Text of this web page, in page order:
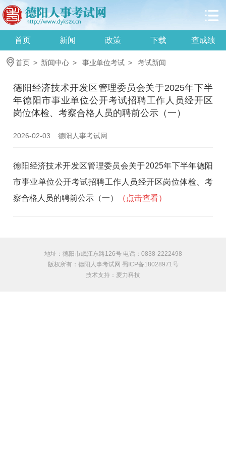
首页 新闻 政策 下载 查成绩
首页 > 新闻中心 > 事业单位考试 > 考试新闻
德阳经济技术开发区管理委员会关于2025年下半
年德阳市事业单位公开考试招聘工作人员经开区
岗位体检、考察合格人员的聘前公示（一）
2026-02-03 德阳人事考试网
德阳经济技术开发区管理委员会关于2025年下半年德阳
市事业单位公开考试招聘工作人员经开区岗位体检、考
察合格人员的聘前公示（一）
（点击查看）
地址：德阳市岷江东路126号 电话：0838-2222498
版权所有：德阳人事考试网 蜀ICP备18028971号
技术支持： 麦力科技